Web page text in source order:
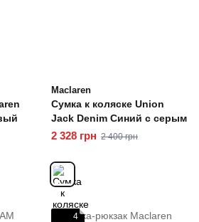
Maclaren
Сумка к коляске Union
Jack Denim Синий с серым
2 328 грн 2 400 грн
4